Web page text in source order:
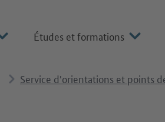
Études et formations
Service d'orientations et points